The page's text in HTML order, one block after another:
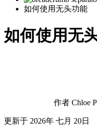
如何使用无头功能
如何使用无
作者 Chloe P
更新于 2026年 七月 20日